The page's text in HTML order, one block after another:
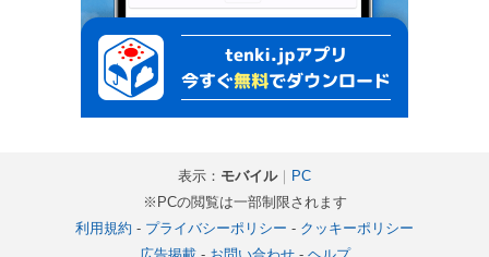
表示： モバイル｜ PC
※PCの閲覧は一部制限されます
利用規約 - プライバシーポリシー - クッキーポリシー